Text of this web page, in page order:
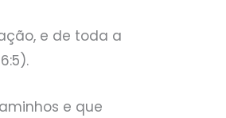
e de toda a
e que